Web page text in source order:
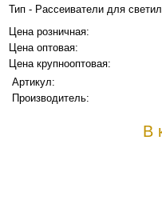
Тип - Рассеиватели для
Цена розничная:
Цена оптовая:
Цена крупнооптовая:
Артикул:
Производитель:
В